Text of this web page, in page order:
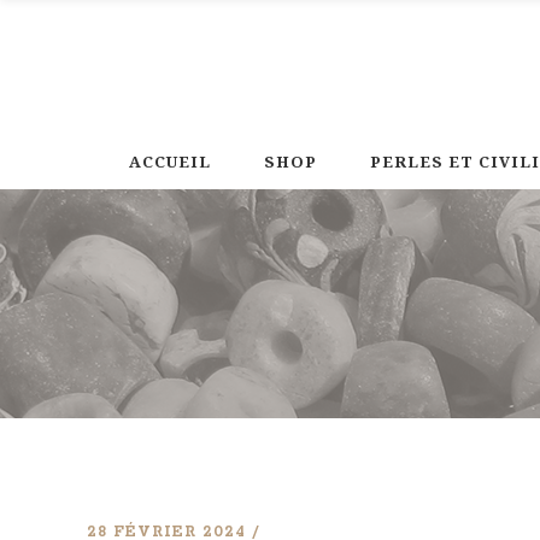
ACCUEIL SHOP PERLES ET
28 FÉVRIER 2024